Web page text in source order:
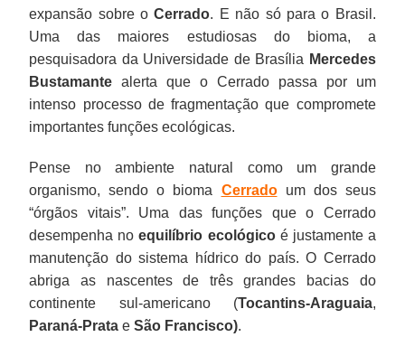
expansão sobre oCerrado. E não só para o Brasil.
Uma das maiores estudiosas do bioma, a
pesquisadora da Universidade de Brasília Mercedes
Bustamante alerta que o Cerrado passa por um
intenso processo de fragmentação que compromete
importantes funções ecológicas.
Pense no ambiente natural como um grande
organismo, sendo o bioma Cerradoum dos seus
“órgãos vitais”. Uma das funções que o Cerrado
desempenha noequilíbrio ecológicoé justamente a
manutenção do sistema hídrico do país. O Cerrado
abriga as nascentes de três grandes bacias do
continente sul-americano (Tocantins-Araguaia,
Paraná-Prata eSão Francisco).